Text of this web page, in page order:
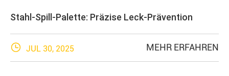
Stahl-Spill-Palette: Präzise Leck-Prävention
 JUL 30, 2025 MEHR ERFAHREN